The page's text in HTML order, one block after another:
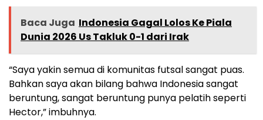
Baca Juga Indonesia Gagal Lolos Ke Piala
Dunia 2026 Us Takluk 0-1 dari Irak
“Saya yakin semua di komunitas futsal sangat puas.
Bahkan saya akan bilang bahwa Indonesia sangat
beruntung, sangat beruntung punya pelatih seperti
Hector,” imbuhnya.